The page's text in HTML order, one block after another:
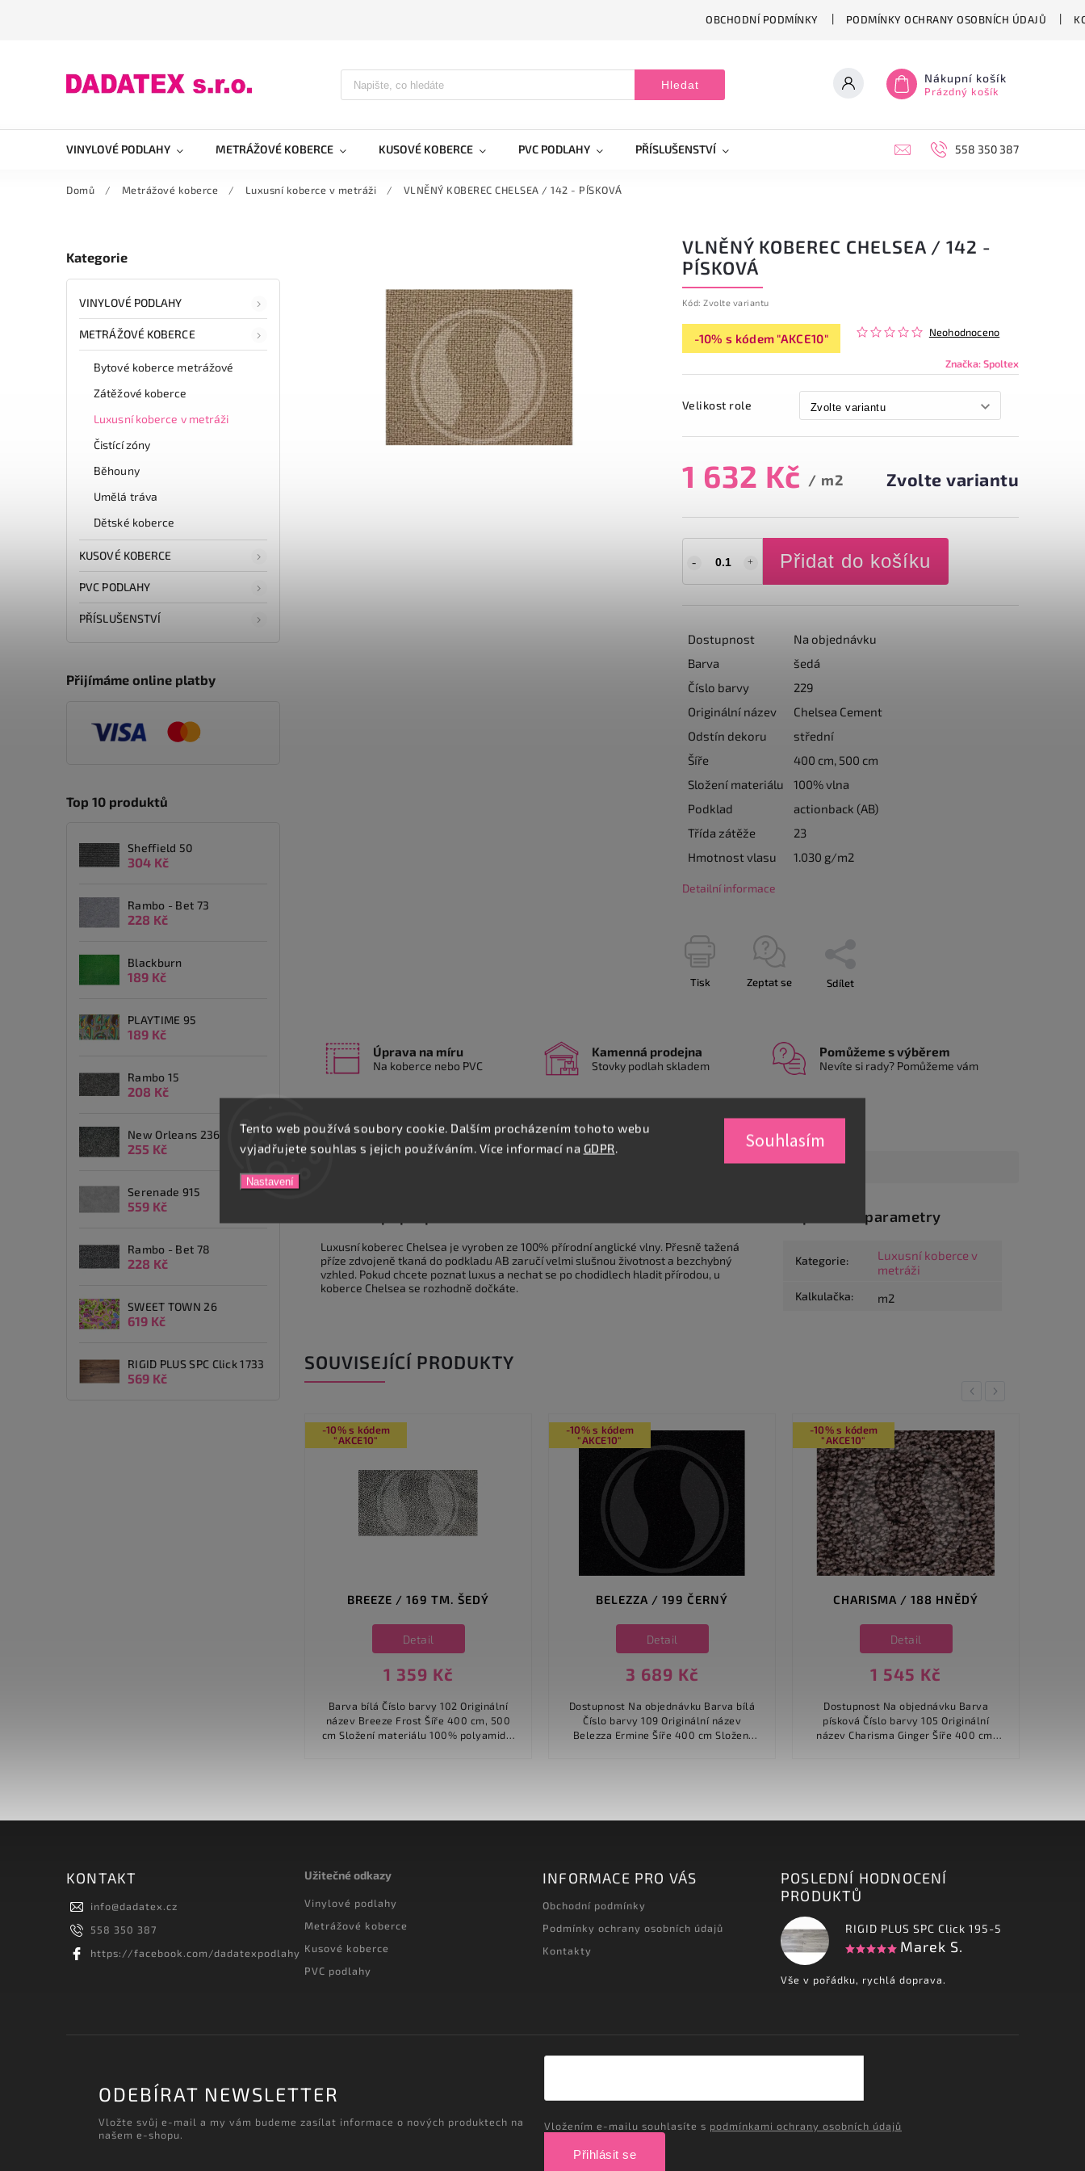
Tento web používá soubory cookie. Dalším procházením tohoto webu
vyjadřujete souhlas s jejich používáním. Více informací na GDPR.
Nastavení
Souhlasím
OBCHODNÍ PODMÍNKY PODMÍNKY OCHRANY OSOBNÍCH ÚDAJŮ
Hledat Nákupní košík
Prázdný košík
VINYLOVÉ PODLAHY METRÁŽOVÉ KOBERCE KUSOVÉ KOBERCE PVC PODLAHY PŘÍSLUŠENSTVÍ 558 350 387
Domů / Metrážové koberce / Luxusní koberce v metráži / VLNĚNÝ KOBEREC CHELSEA / 142 - PÍSKOVÁ
Kategorie
VINYLOVÉ PODLAHY
METRÁŽOVÉ KOBERCE
Bytové koberce metrážové
Zátěžové koberce
Luxusní koberce v metráži
Čistící zóny
Běhouny
Umělá tráva
Dětské koberce
KUSOVÉ KOBERCE
PVC PODLAHY
PŘÍSLUŠENSTVÍ
Přijímáme online platby
Top 10 produktů
Sheffield 50
304 Kč
Rambo - Bet 73
228 Kč
Blackburn
189 Kč
PLAYTIME 95
189 Kč
Rambo 15
208 Kč
New Orleans 236
255 Kč
Serenade 915
559 Kč
Rambo - Bet 78
228 Kč
SWEET TOWN 26
619 Kč
RIGID PLUS SPC Click 1733
569 Kč
VLNĚNÝ KOBEREC CHELSEA / 142 -
PÍSKOVÁ
Kód: Zvolte variantu
-10% s kódem "AKCE10" Neohodnoceno
Značka:Spoltex
Velikost role
1 632 Kč / m2 Zvolte variantu
Přidat do košíku
Dostupnost
Na objednávku
Barva
šedá
Číslo barvy
229
Originální název
Chelsea Cement
Odstín dekoru
střední
Šíře
400 cm, 500 cm
Složení materiálu
100% vlna
Podklad
actionback (AB)
Třída zátěže
23
Hmotnost vlasu
1.030 g/m2
Detailní informace
Tisk Zeptat se Sdílet
Úprava na míru
Na koberce nebo PVC
Kamenná prodejna
Stovky podlah skladem
Pomůžeme s výběrem
Nevíte si rady? Pomůžeme vám
Luxusní koberec Chelsea je vyroben ze 100% přírodní anglické vlny. Přesně tažená
příze zdvojeně tkaná do podkladu AB zaručí velmi slušnou životnost a bezchybný
vzhled. Pokud chcete poznat luxus a nechat se po chodidlech hladit přírodou, u
koberce Chelsea se rozhodně dočkáte.
Doplňkové parametry
Kategorie:
Luxusní koberce v
metráži
Kalkulačka: m2
SOUVISEJÍCÍ PRODUKTY
Previous
-10% s kódem
"AKCE10"
BREEZE / 169 TM. ŠEDÝ
1 359 Kč
Detail
Barva bílá Číslo barvy 102 Originální
název Breeze Frost Šíře 400 cm, 500
cm Složení materiálu 100% polyamid /
-10% s kódem
"AKCE10"
BELEZZA / 199 ČERNÝ
3 689 Kč
Detail
Dostupnost Na objednávku Barva bílá
Číslo barvy 109 Originální název
Belezza Ermine Šíře 400 cm Složení
-10% s kódem
"AKCE10"
CHARISMA / 188 HNĚDÝ
1 545 Kč
Detail
Dostupnost Na objednávku Barva
písková Číslo barvy 105 Originální
název Charisma Ginger Šíře 400 cm,
Next
KONTAKT
info@dadatex.cz
558 350 387
https://facebook.com/dadatexpodlahy
Užitečné odkazy
Vinylové podlahy
Metrážové koberce
Kusové koberce
PVC podlahy
INFORMACE PRO VÁS
Obchodní podmínky
Podmínky ochrany osobních údajů
Kontakty
POSLEDNÍ HODNOCENÍ
PRODUKTŮ
RIGID PLUS SPC Click 195-5
Marek S.
Vše v pořádku, rychlá doprava.
ODEBÍRAT NEWSLETTER
Vložte svůj e-mail a my vám budeme zasílat informace o nových produktech na
našem e-shopu.
Vložením e-mailu souhlasíte s podmínkami ochrany osobních údajů
Přihlásit se